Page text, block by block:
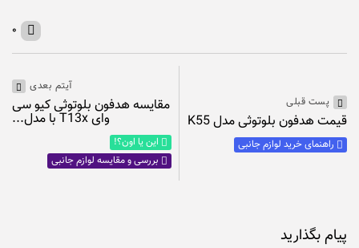
۰
پست قبلی
قیمت هدفون بلوتوثی مدل K55
راهنمای خرید لوازم جانبی
آیتم بعدی
مقایسه هدفون بلوتوثی کیو سی
وای T13x با مدل...
این یا اون؟!
بررسی و مقایسه لوازم جانبی
پیام بگذارید